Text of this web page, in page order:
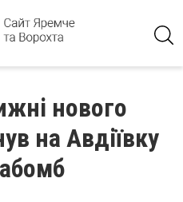
нового
на Авдіївку